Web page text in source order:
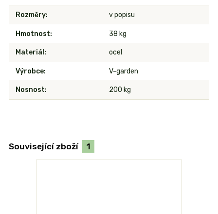
Rozměry v popisu
Hmotnost 38 kg
Materiál ocel
Výrobce V-garden
Nosnost 200 kg
Související zboží 1